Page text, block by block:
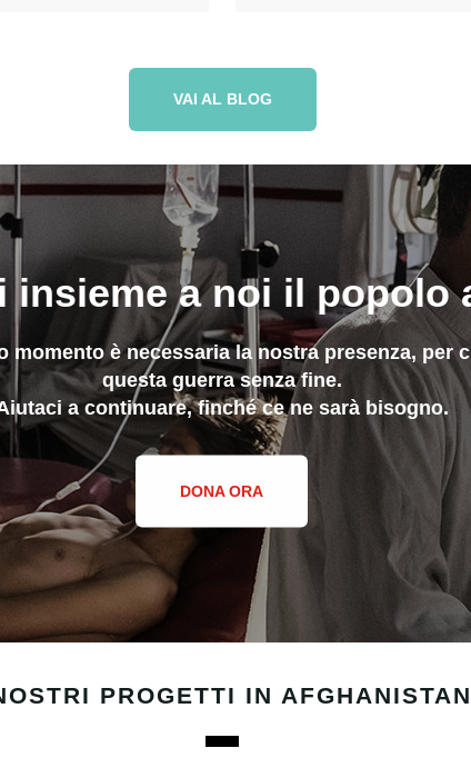
VAI AL BLOG
insieme a noi il popolo
momento è necessaria la nostra presenza, per
questa guerra senza fine.
a continuare, finché ce ne sarà bisogno.
DONA ORA
PROGETTI IN AFGHANISTAN